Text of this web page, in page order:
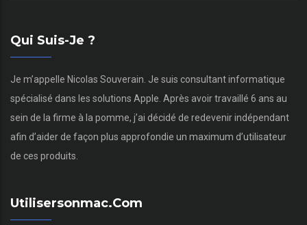
Qui Suis-Je ?
Je m’appelle Nicolas Souverain. Je suis consultant informatique
spécialisé dans les solutions Apple. Après avoir travaillé 6 ans au
sein de la firme à la pomme, j’ai décidé de redevenir indépendant
afin d’aider de façon plus approfondie un maximum d’utilisateur
de ces produits.
Utilisersonmac.com